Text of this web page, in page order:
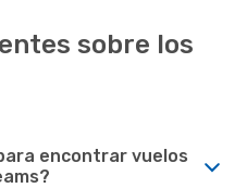
sobre los
encontrar vuelos